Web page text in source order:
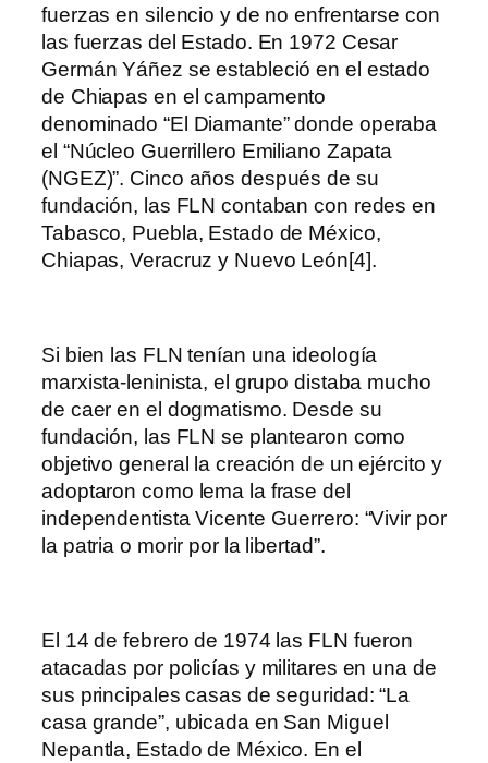
fuerzas en silencio y de no enfrentarse con
las fuerzas del Estado. En 1972 Cesar
Germán Yáñez se estableció en el estado
de Chiapas en el campamento
denominado “El Diamante” donde operaba
el “Núcleo Guerrillero Emiliano Zapata
(NGEZ)”. Cinco años después de su
fundación, las FLN contaban con redes en
Tabasco, Puebla, Estado de México,
Chiapas, Veracruz y Nuevo León[4].
Si bien las FLN tenían una ideología
marxista-leninista, el grupo distaba mucho
de caer en el dogmatismo. Desde su
fundación, las FLN se plantearon como
objetivo general la creación de un ejército y
adoptaron como lema la frase del
independentista Vicente Guerrero: “Vivir por
la patria o morir por la libertad”.
El 14 de febrero de 1974 las FLN fueron
atacadas por policías y militares en una de
sus principales casas de seguridad: “La
casa grande”, ubicada en San Miguel
Nepantla, Estado de México. En el